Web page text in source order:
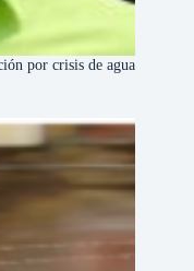
por crisis de agua